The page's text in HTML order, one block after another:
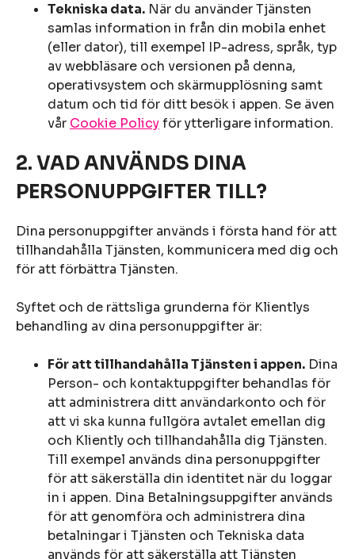
Tekniska data. När du använder Tjänsten
samlas information in från din mobila enhet
(eller dator), till exempel IP-adress, språk, typ
av webbläsare och versionen på denna,
operativsystem och skärmupplösning samt
datum och tid för ditt besök i appen. Se även
vår Cookie Policyför ytterligare information.
2. VAD ANVÄNDS DINA
PERSONUPPGIFTER TILL?
Dina personuppgifter används i första hand för att
tillhandahålla Tjänsten, kommunicera med dig och
för att förbättra Tjänsten.
Syftet och de rättsliga grunderna för Klientlys
behandling av dina personuppgifter är:
För att tillhandahålla Tjänsten i appen. Dina
Person- och kontaktuppgifter behandlas för
att administrera ditt användarkonto och för
att vi ska kunna fullgöra avtalet emellan dig
och Kliently och tillhandahålla dig Tjänsten.
Till exempel används dina personuppgifter
för att säkerställa din identitet när du loggar
in i appen. Dina Betalningsuppgifter används
för att genomföra och administrera dina
betalningar i Tjänsten och Tekniska data
används för att säkerställa att Tjänsten